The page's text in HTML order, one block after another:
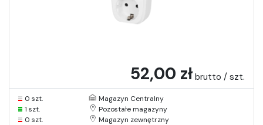
52,00 zł brutto / szt.
0 szt.
Magazyn Centralny
1 szt.
Pozostałe magazyny
0 szt.
Magazyn zewnętrzny